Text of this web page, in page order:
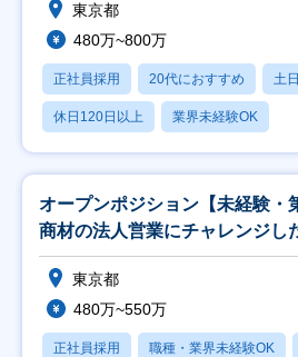
東京都
480万~800万
正社員採用 20代におすすめ 土
休日120日以上 業界未経験OK
オープンポジション【未経験・
商材の法人営業にチャレンジし
東京都
480万~550万
正社員採用 職種・業界未経験OK